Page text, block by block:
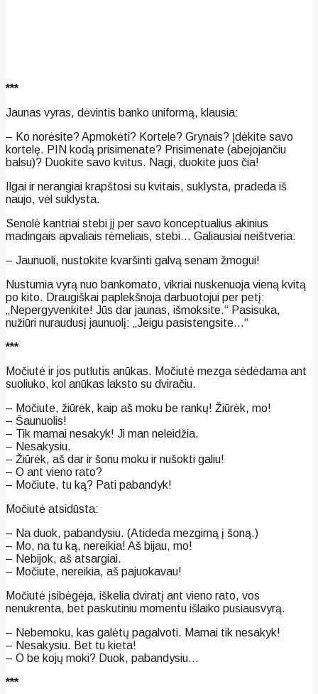
***
Jaunas vyras, dėvintis banko uniformą, klausia:
– Ko norėsite? Apmokėti? Kortele? Grynais? Įdėkite savo
kortelę. PIN kodą prisimenate? Prisimenate (abejojančiu
balsu)? Duokite savo kvitus. Nagi, duokite juos čia!
Ilgai ir nerangiai krapštosi su kvitais, suklysta, pradeda iš
naujo, vėl suklysta.
Senolė kantriai stebi jį per savo konceptualius akinius
madingais apvaliais rėmeliais, stebi… Galiausiai neištveria:
– Jaunuoli, nustokite kvaršinti galvą senam žmogui!
Nustumia vyrą nuo bankomato, vikriai nuskenuoja vieną kvitą
po kito. Draugiškai paplekšnoja darbuotojui per petį:
„Nepergyvenkite! Jūs dar jaunas, išmoksite.“ Pasisuka,
nužiūri nuraudusį jaunuolį: „Jeigu pasistengsite…“
***
Močiutė ir jos putlutis anūkas. Močiutė mezga sėdėdama ant
suoliuko, kol anūkas laksto su dviračiu.
– Močiute, žiūrėk, kaip aš moku be rankų! Žiūrėk, mo!
– Šaunuolis!
– Tik mamai nesakyk! Ji man neleidžia.
– Nesakysiu.
– Žiūrėk, aš dar ir šonu moku ir nušokti galiu!
– O ant vieno rato?
– Močiute, tu ką? Pati pabandyk!
Močiutė atsidūsta:
– Na duok, pabandysiu. (Atideda mezgimą į šoną.)
– Mo, na tu ką, nereikia! Aš bijau, mo!
– Nebijok, aš atsargiai.
– Močiute, nereikia, aš pajuokavau!
Močiutė įsibėgėja, iškelia dviratį ant vieno rato, vos
nenukrenta, bet paskutiniu momentu išlaiko pusiausvyrą.
– Nebemoku, kas galėtų pagalvoti. Mamai tik nesakyk!
– Nesakysiu. Bet tu kieta!
– O be kojų moki? Duok, pabandysiu…
***